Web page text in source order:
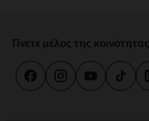
Γίνετε μέλος της κοινότητας